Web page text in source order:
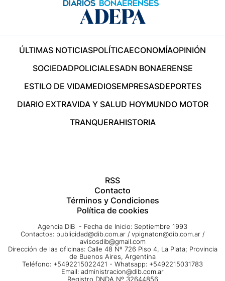
ÚLTIMAS NOTICIASPOLÍTICAECONOMÍAOPINIÓN
SOCIEDADPOLICIALESADN BONAERENSE
ESTILO DE VIDAMEDIOSEMPRESASDEPORTES
DIARIO EXTRAVIDA Y SALUD HOYMUNDO MOTOR
TRANQUERAHISTORIA
RSS
Contacto
Términos y Condiciones
Política de cookies
Agencia DIB - Fecha de Inicio: Septiembre 1993
Contactos: publicidad@dib.com.ar / vpignaton@dib.com.ar /
avisosdib@gmail.com
Dirección de las oficinas: Calle 48 Nº 726 Piso 4, La Plata; Provincia
de Buenos Aires, Argentina
Teléfono: +5492215022421 - Whatsapp: +5492215031783
Email: administracion@dib.com.ar
Registro DNDA Nº 32644856